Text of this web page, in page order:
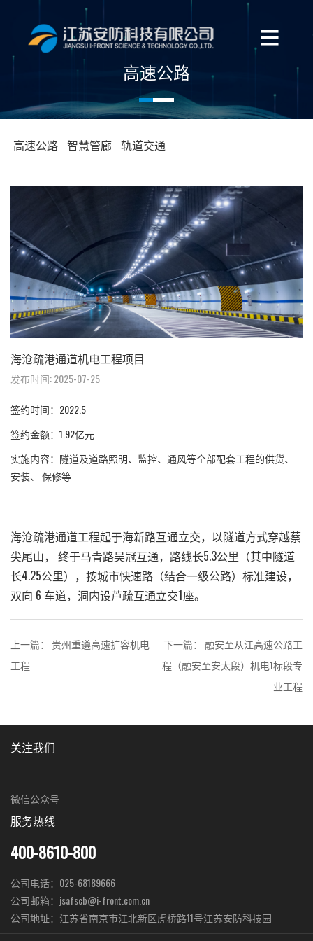
高速公路
高速公路 智慧管廊 轨道交通
海沧疏港通道机电工程项目
发布时间: 2025-07-25
签约时间：2022.5
签约金额：1.92亿元
实施内容：隧道及道路照明、监控、通风等全部配套工程的供货、
安装、 保修等
海沧疏港通道工程起于海新路互通立交，以隧道方式穿越蔡
尖尾山， 终于马青路吴冠互通，路线长5.3公里（其中隧道
长4.25公里），按城市快速路（结合一级公路）标准建设，
双向 6 车道，洞内设芦疏互通立交1座。
上一篇： 贵州重遵高速扩容机电
工程
下一篇： 融安至从江高速公路工
程（融安至安太段）机电1标段专
业工程
关注我们
微信公众号
服务热线
400-8610-800
公司电话：025-68189666
公司邮箱：jsafscb@i-front.com.cn
公司地址：江苏省南京市江北新区虎桥路11号江苏安防科技园